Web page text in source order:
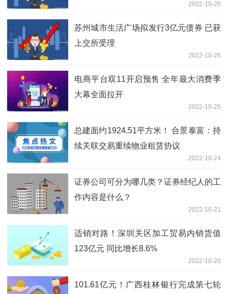
2022-10-26
苏州城市生活广场拟发行3亿元债券 已获
上交所受理
2022-10-26
电商平台双11开启预售 全年最大消费季
大幕全面拉开
2022-10-25
总建面约1924.51平方米！ 合景泰富：持
续关联交易重续物业租赁协议
2022-10-24
证券公司可分为哪几类？证券经纪人的工
作内容是什么？
2022-10-21
适销对路！深圳关区加工贸易内销货值
123亿元 同比增长8.6%
2022-10-20
101.61亿元！广西桂林银行完成第七轮